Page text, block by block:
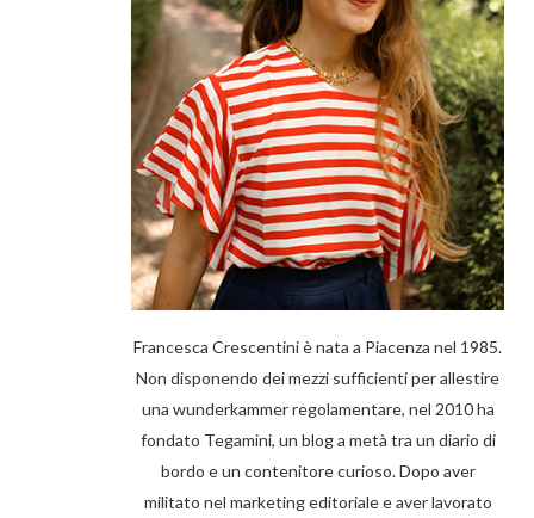
Francesca Crescentini è nata a Piacenza nel 1985.
Non disponendo dei mezzi sufficienti per allestire
una wunderkammer regolamentare, nel 2010 ha
fondato Tegamini, un blog a metà tra un diario di
bordo e un contenitore curioso. Dopo aver
militato nel marketing editoriale e aver lavorato